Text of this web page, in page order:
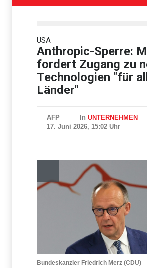
übernimmt Ermittlungen
Drohnenvorfall
USA
Anthropic-Sperre:
fordert Zugang zu
Technologien "für
Länder"
AFP In UNTERNEHMEN
17. Juni 2026, 15:02 Uhr
Bundeskanzler Friedrich Merz (CDU)